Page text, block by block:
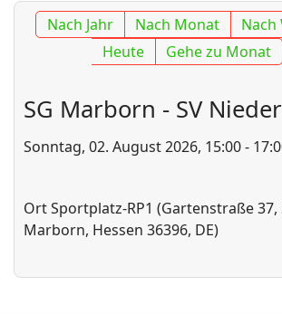
Nach Jahr Nach Monat
Nach
Heute
Gehe zu Monat
SG Marborn - SV
Sonntag, 02. August 2026, 15:00 -
OrtSportplatz-RP1 (Gartenstraße 37,
Marborn, Hessen 36396, DE)
anzeigen